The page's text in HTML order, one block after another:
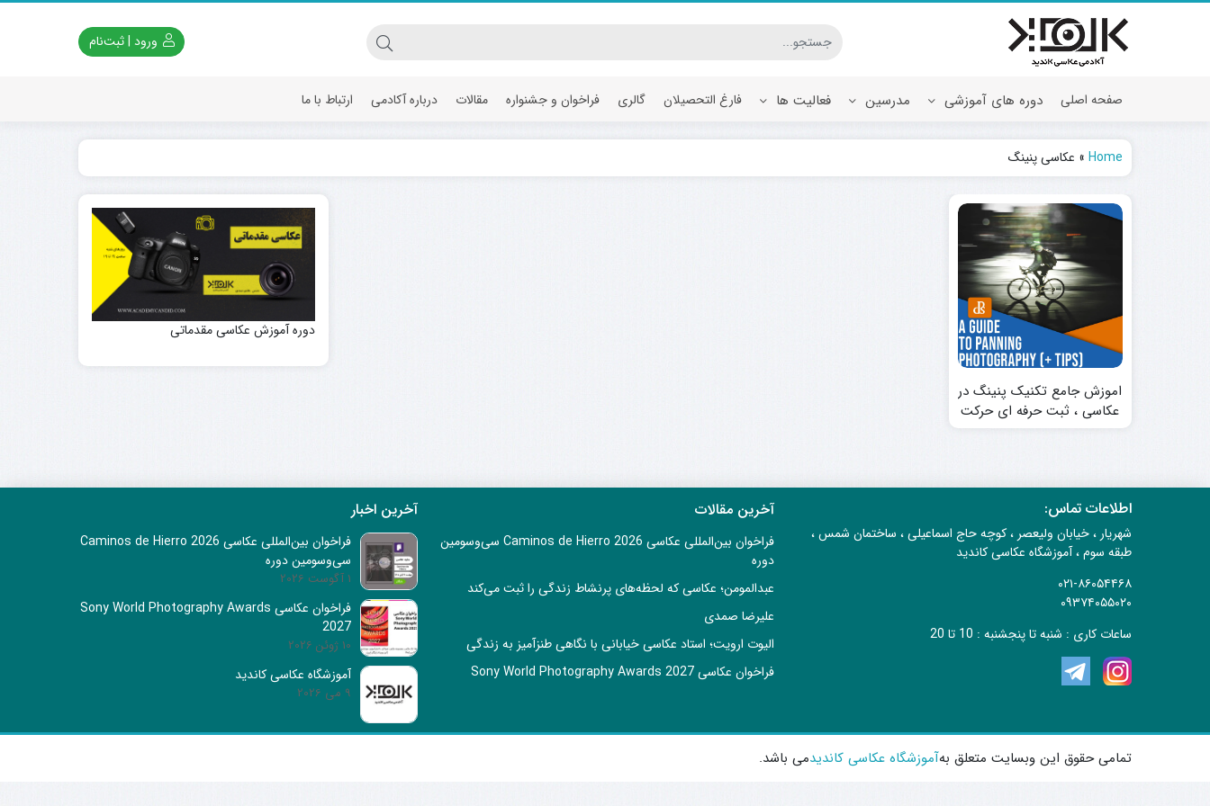
ورود | ثبت‌نام
صفحه اصلی دوره های آموزشی مدرسین فعالیت ها فارغ التحصیلان گالری فراخوان و جشنواره مقالات درباره آکادمی ارتباط با ما
Home
» عکاسی پنینگ
اموزش جامع تکنیک پنینگ در
عکاسی ، ثبت حرفه ای حرکت
با شاتر کند
دوره آموزش عکاسی مقدماتی
اطلاعات تماس:
شهریار ، خیابان ولیعصر ، کوچه حاج اسماعیلی ، ساختمان شمس ،
طبقه سوم ، آموزشگاه عکاسی کاندید
۰۲۱-۸۶۰۵۴۴۶۸
۰۹۳۷۴۰۵۵۰۲۰
ساعات کاری : شنبه تا پنجشنبه : 10 تا 20
آخرین مقالات
فراخوان بین‌المللی عکاسی Caminos de Hierro 2026 سی‌وسومین
دوره
عبدالمومن؛ عکاسی که لحظه‌های پرنشاط زندگی را ثبت می‌کند
علیرضا صمدی
الیوت ارویت؛ استاد عکاسی خیابانی با نگاهی طنزآمیز به زندگی
فراخوان عکاسی Sony World Photography Awards 2027
آخرین اخبار
فراخوان بین‌المللی عکاسی Caminos de Hierro 2026
سی‌وسومین دوره
1 آگوست 2026
فراخوان عکاسی Sony World Photography Awards
2027
10 ژوئن 2026
آموزشگاه عکاسی کاندید
9 می 2026
تمامی حقوق این وبسایت متعلق بهآموزشگاه عکاسی کاندیدمی باشد.